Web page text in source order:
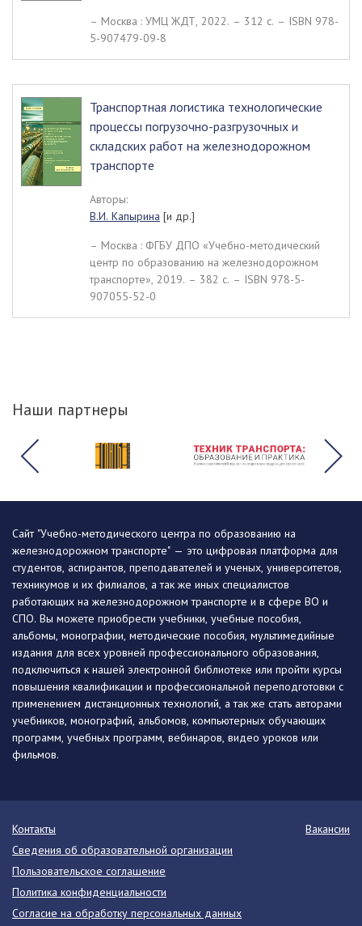
– Москва : УМЦ ЖДТ, 2022. – 312 c. – ISBN 978-
5-907479-09-8
Транспортная логистика технологические
процессы погрузочно-разгрузочных и
складских работ на железнодорожном
транспорте
Авторы:
В.И. Капырина [и др.]
– Москва : ФГБУ ДПО «Учебно-методический
центр по образованию на железнодорожном
транспорте», 2019. – 382 c. – ISBN 978-5-
907055-52-0
Наши партнеры
Сайт "Учебно-методического центра по образованию на
железнодорожном транспорте" — это цифровая платформа для
студентов, аспирантов, преподавателей и ученых, университетов,
техникумов и их филиалов, а так же иных специалистов
работающих на железнодорожном транспорте и в сфере ВО и
СПО. Вы можете приобрести учебники, учебные пособия,
альбомы, монографии, методические пособия, мультимедийные
издания для всех уровней профессионального образования,
подключиться к нашей электронной библиотеке или пройти курсы
повышения квалификации и профессиональной переподготовки с
применением дистанционных технологий, а так же стать авторами
учебников, монографий, альбомов, компьютерных обучающих
программ, учебных программ, вебинаров, видео уроков или
фильмов.
Контакты
Вакансии
Сведения об образовательной организации
Пользовательское соглашение
Политика конфиденциальности
Согласие на обработку персональных данных